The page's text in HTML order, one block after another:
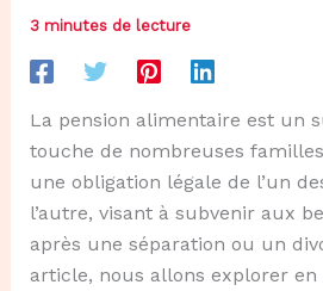
3 minutes de lecture
La pension alimentaire est un
touche de nombreuses
une obligation légale de l’un
l’autre, visant à subvenir aux
après une séparation ou un
article, nous allons explorer